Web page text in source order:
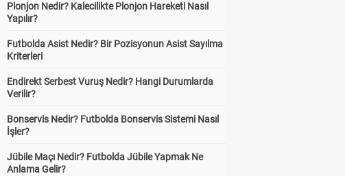
5.56
3.17
11.20
Plonjon Nedir? Kalecilikte Plonjon Hareketi Nasıl
Yapılır?
Futbolda Asist Nedir? Bir Pozisyonun Asist Sayılma
Kriterleri
Endirekt Serbest Vuruş Nedir? Hangi Durumlarda
Verilir?
Bonservis Nedir? Futbolda Bonservis Sistemi Nasıl
İşler?
Jübile Maçı Nedir? Futbolda Jübile Yapmak Ne
Anlama Gelir?